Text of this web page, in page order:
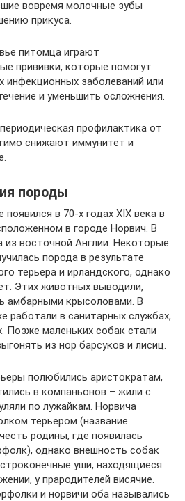
вовремя молочные зубы
прикуса.
питомца играют
прививки, которые помогут
инфекционных заболеваний или
и уменьшить осложнения.
профилактика от
снижают иммунитет и
породы
в 70-х годах XIX века в
в городе Норвич. В
из восточной Англии. Некоторые
порода в результате
терьера и ирландского, однако
Этих животных выводили,
амбарными крысоловами. В
работали в санитарных службах,
Позже маленьких собак стали
из нор барсуков и лисиц.
полюбились аристократам,
в компаньонов – жили с
по лужайкам. Норвича
терьером (название
родины, где появилась
однако внешность собак
уши, находящиеся
у прародителей висячие.
и норвичи оба назывались